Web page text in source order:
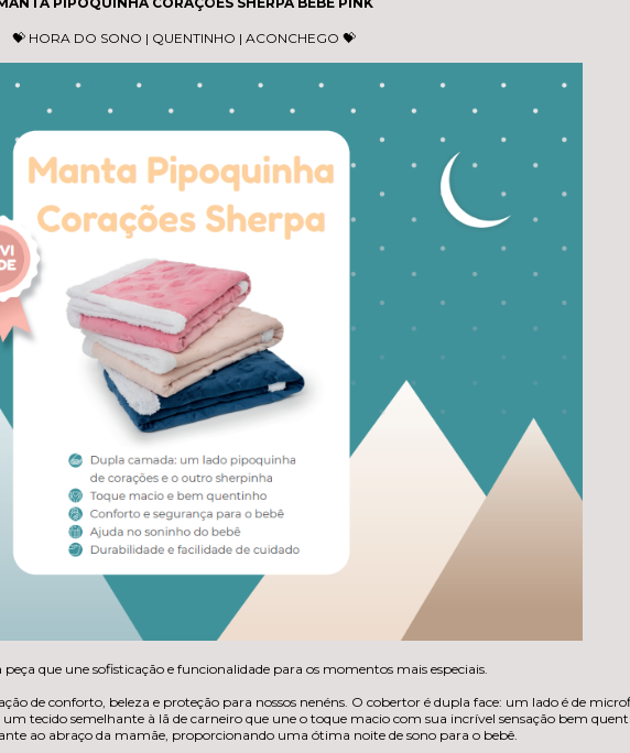
💝 HORA DO SONO | QUENTINHO | ACONCHEGO 💝
que une sofisticação e funcionalidade para os momentos mais especiais.
de conforto, beleza e proteção para nossos nenéns. O cobertor é dupla face: um lado é de
tecido semelhante à lã de carneiro que une o toque macio com sua incrível sensação bem
ao abraço da mamãe, proporcionando uma ótima noite de sono para o bebê.